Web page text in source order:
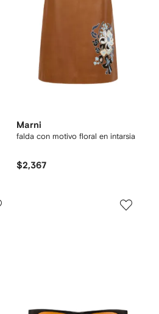
Marni
falda con motivo floral en intarsia
$2,367